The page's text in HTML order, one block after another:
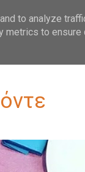
to analyze
metrics to